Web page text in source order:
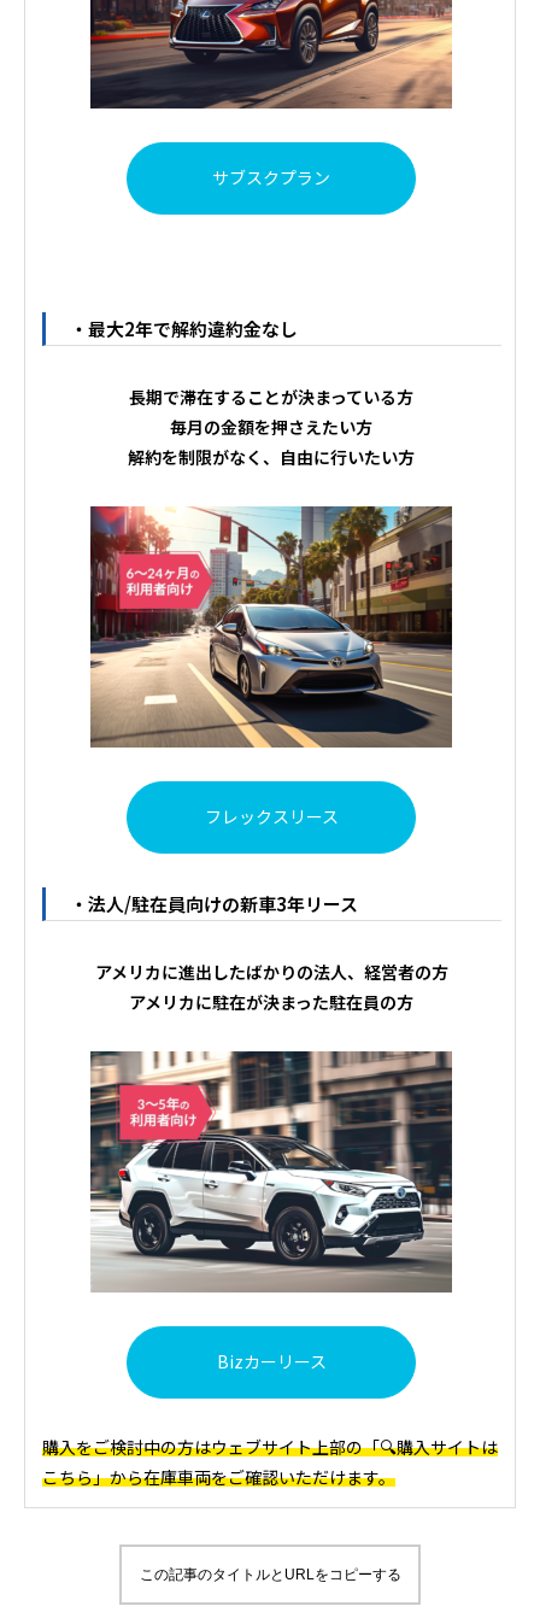
サブスクプラン
・最大2年で解約違約金なし
長期で滞在することが決まっている方
毎月の金額を押さえたい方
解約を制限がなく、自由に行いたい方
フレックスリース
・法人/駐在員向けの新車3年リース
アメリカに進出したばかりの法人、経営者の方
アメリカに駐在が決まった駐在員の方
Bizカーリース
購入をご検討中の方はウェブサイト上部の「🔍購入サイトは
こちら」から在庫車両をご確認いただけます。
この記事のタイトルとURLをコピーする